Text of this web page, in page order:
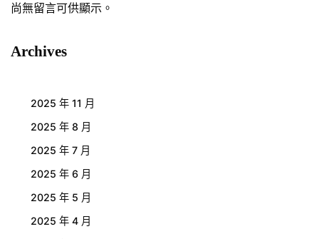
尚無留言可供顯示。
Archives
2025 年 11 月
2025 年 8 月
2025 年 7 月
2025 年 6 月
2025 年 5 月
2025 年 4 月